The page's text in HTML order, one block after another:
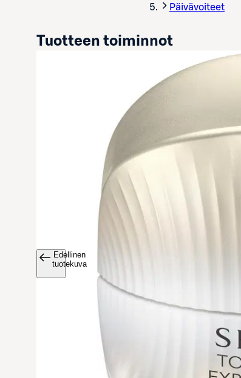
Päivävoiteet
Edellinen
tuotekuva
Tuotteen toiminnot